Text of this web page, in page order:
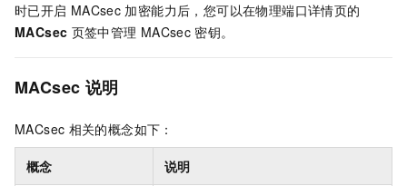
时已开启 MACsec 加密能力后，您可以在物理端口详情页的
MACsec 页签中管理 MACsec 密钥。
MACsec 说明
MACsec 相关的概念如下：
概念 说明